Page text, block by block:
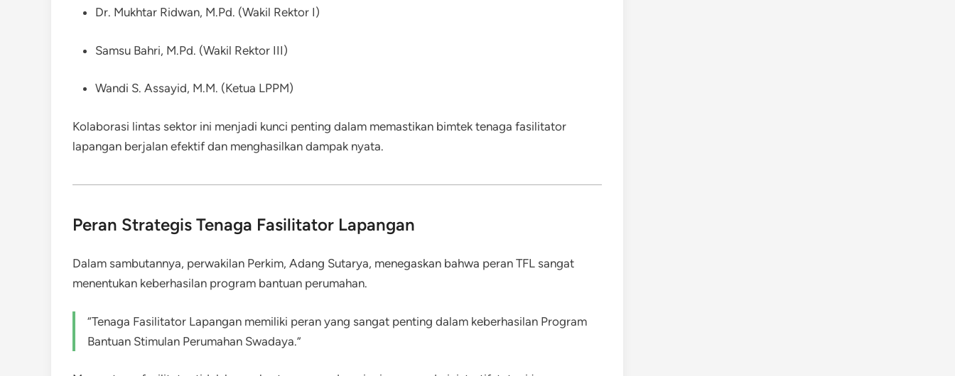
Dr. Mukhtar Ridwan, M.Pd. (Wakil Rektor I)
Samsu Bahri, M.Pd. (Wakil Rektor III)
Wandi S. Assayid, M.M. (Ketua LPPM)
Kolaborasi lintas sektor ini menjadi kunci penting dalam memastikan bimtek tenaga fasilitator
lapangan berjalan efektif dan menghasilkan dampak nyata.
Peran Strategis Tenaga Fasilitator Lapangan
Dalam sambutannya, perwakilan Perkim, Adang Sutarya, menegaskan bahwa peran TFL sangat
menentukan keberhasilan program bantuan perumahan.
“Tenaga Fasilitator Lapangan memiliki peran yang sangat penting dalam keberhasilan Program
Bantuan Stimulan Perumahan Swadaya.”